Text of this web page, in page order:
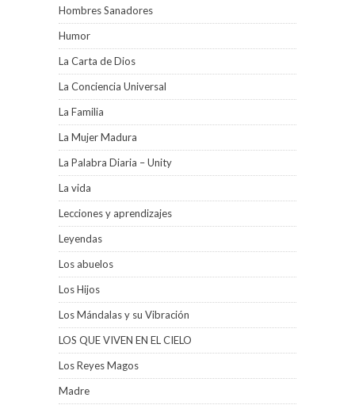
Hombres Sanadores
Humor
La Carta de Dios
La Conciencia Universal
La Familia
La Mujer Madura
La Palabra Diaria – Unity
La vida
Lecciones y aprendizajes
Leyendas
Los abuelos
Los Hijos
Los Mándalas y su Vibración
LOS QUE VIVEN EN EL CIELO
Los Reyes Magos
Madre